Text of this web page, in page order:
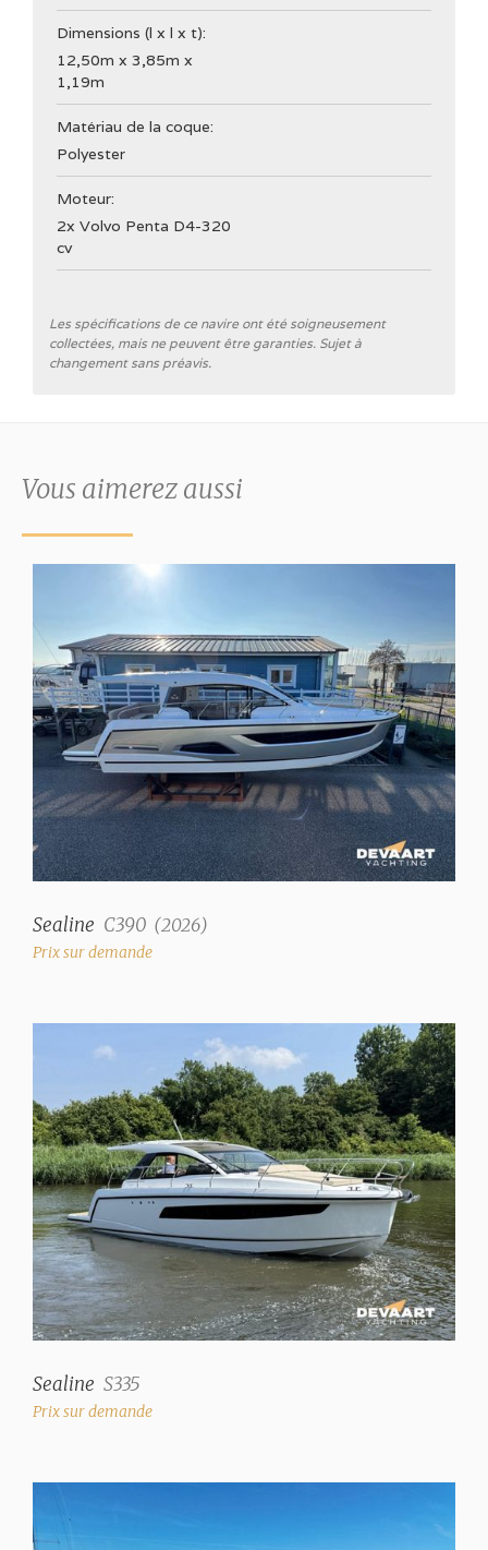
Dimensions (l x l x t):
12,50m x 3,85m x
1,19m
Matériau de la coque:
Polyester
Moteur:
2x Volvo Penta D4-320
cv
Général
Chantier naval
V-bottom
Couleur de la coque
Déplacement
10520 kg
Direction
Volant
Emplacement poste de pilotage
à l'intérieur
Volets compensateurs
Nombre de cabines
3
Nb. de couchettes
6
Type d'intérieur
Meuble Madison Wood
finition bois avec
revêtement Oyster i
Couleur tissus d'ameublement
Beige
Rideaux
coulissante et fenêtre
Les spécifications de ce navire ont été soigneusement
collectées, mais ne peuvent être garanties. Sujet à
changement sans préavis.
Vous aimerez aussi
Sealine C390 (2026)
Prix sur demande
Sealine S335
Prix sur demande